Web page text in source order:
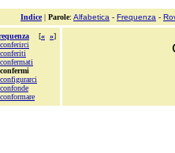
Indice| Parole: Alfabetica - Frequenza -
[« »]
conferirci
conferiti
confermati
configurarci
confonde
conformare